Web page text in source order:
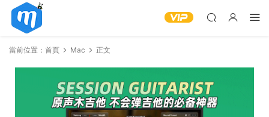
當前位置： 首頁 Mac 正文